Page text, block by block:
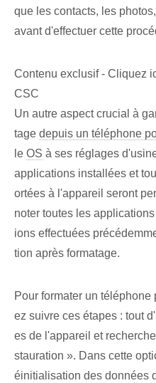
que les contacts, les
avant d'effectuer cette
Contenu exclusif - Cliquez
CSC
Un autre aspect crucial à
tage depuis un téléphone
le OS à ses réglages
applications installées et
ortées à l'appareil seront
noter toutes les
ions effectuées
tion après formatage.
Pour formater un
ez suivre ces étapes : tout
es de l'appareil et
stauration ». Dans cette
éinitialisation des données